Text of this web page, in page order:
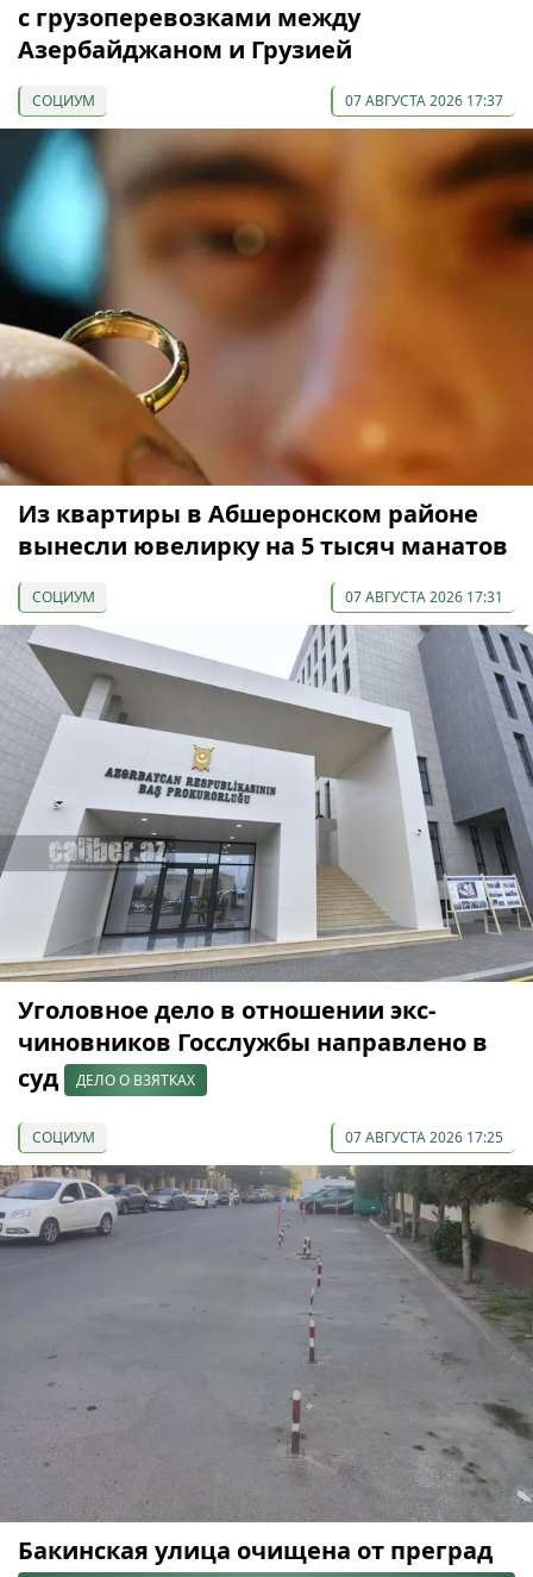
с грузоперевозками между
Азербайджаном и Грузией
СОЦИУМ 07 АВГУСТА 2026 17:37
Из квартиры в Абшеронском районе
вынесли ювелирку на 5 тысяч манатов
СОЦИУМ 07 АВГУСТА 2026 17:31
Уголовное дело в отношении экс-
чиновников Госслужбы направлено в
суд
ДЕЛО О ВЗЯТКАХ
СОЦИУМ 07 АВГУСТА 2026 17:25
Бакинская улица очищена от преград